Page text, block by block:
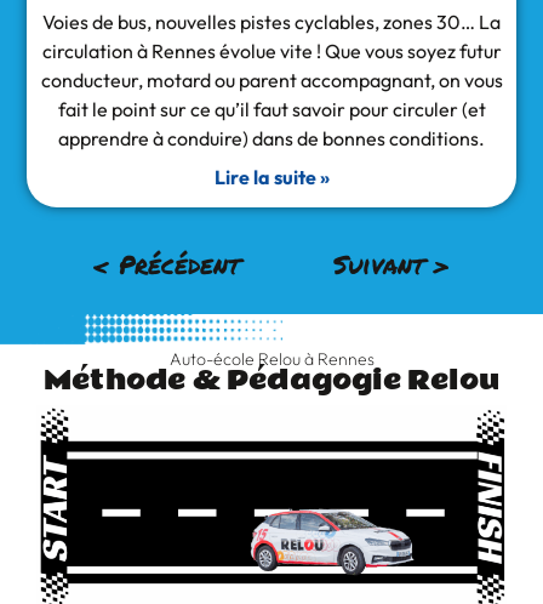
Voies de bus, nouvelles pistes cyclables, zones 30… La
circulation à Rennes évolue vite ! Que vous soyez futur
conducteur, motard ou parent accompagnant, on vous
fait le point sur ce qu’il faut savoir pour circuler (et
apprendre à conduire) dans de bonnes conditions.
Lire la suite »
< Précédent Suivant >
Auto-école Relou à Rennes
Méthode & Pédagogie Relou